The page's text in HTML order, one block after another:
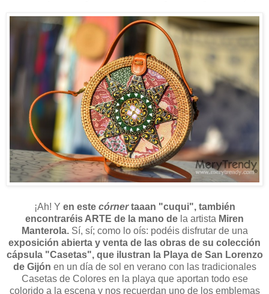
¡Ah! Y en este córnertaaan "cuqui", también
encontraréis ARTE de la mano de la artista Miren
Manterola. Sí, sí; como lo oís: podéis disfrutar de una
exposición abierta y venta de las obras de su colección
cápsula "Casetas", que ilustran la Playa de San Lorenzo
de Gijón en un día de sol en verano con las tradicionales
Casetas de Colores en la playa que aportan todo ese
colorido a la escena y nos recuerdan uno de los emblemas